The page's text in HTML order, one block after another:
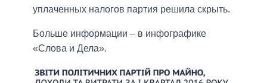
уплаченных налогов партия решила скрыть.
Больше информации – в инфографике
«Слова и Дела».